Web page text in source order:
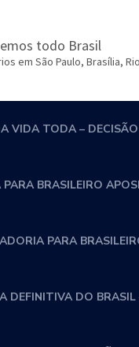
todo Brasil
em São Paulo, Brasília,
VIDA TODA –
BRASILEIRO
PARA
DEFINITIVA DO